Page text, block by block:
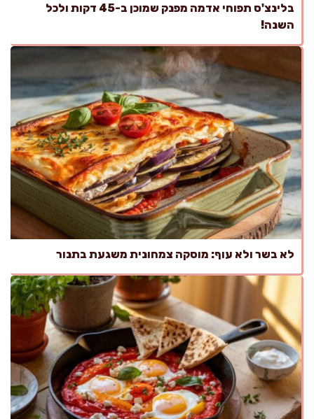
בלינצ'ס תפוחי אדמה מפנק שמוכן ב-45 דקות ולכל
השנה!
לא בשר ולא עוף: מוסקה צמחונית משגעת בתנור